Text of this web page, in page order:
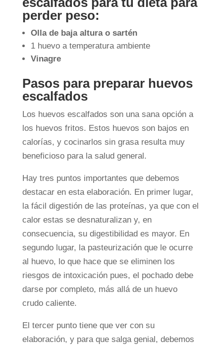
perder peso:
Olla de baja altura o sartén
1 huevo a temperatura ambiente
Vinagre
Pasos para preparar huevos
escalfados
Los huevos escalfados son una sana opción a
los huevos fritos. Estos huevos son bajos en
calorías, y cocinarlos sin grasa resulta muy
beneficioso para la salud general.
Hay tres puntos importantes que debemos
destacar en esta elaboración. En primer lugar,
la fácil digestión de las proteínas, ya que con el
calor estas se desnaturalizan y, en
consecuencia, su digestibilidad es mayor. En
segundo lugar, la pasteurización que le ocurre
al huevo, lo que hace que se eliminen los
riesgos de intoxicación pues, el pochado debe
darse por completo, más allá de un huevo
crudo caliente.
El tercer punto tiene que ver con su
elaboración, y para que salga genial, debemos